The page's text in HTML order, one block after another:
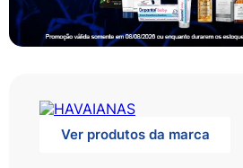
Ver produtos da marca